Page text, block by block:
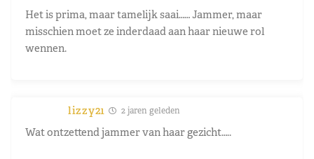
Het is prima, maar tamelijk saai…… Jammer, maar
misschien moet ze inderdaad aan haar nieuwe rol
wennen.
lizzy21 2 jaren geleden
Wat ontzettend jammer van haar gezicht…..